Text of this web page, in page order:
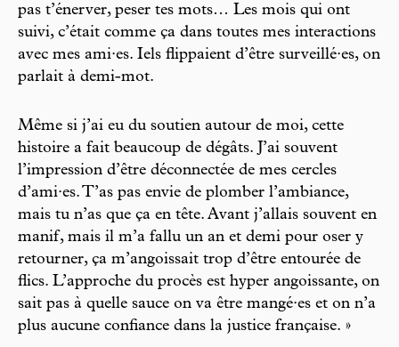
pas t’énerver, peser tes mots… Les mois qui ont
suivi, c’était comme ça dans toutes mes interactions
avec mes ami·es. Iels flippaient d’être surveillé·es, on
parlait à demi-mot.
Même si j’ai eu du soutien autour de moi, cette
histoire a fait beaucoup de dégâts. J’ai souvent
l’impression d’être déconnectée de mes cercles
d’ami·es. T’as pas envie de plomber l’ambiance,
mais tu n’as que ça en tête. Avant j’allais souvent en
manif, mais il m’a fallu un an et demi pour oser y
retourner, ça m’angoissait trop d’être entourée de
flics. L’approche du procès est hyper angoissante, on
sait pas à quelle sauce on va être mangé·es et on n’a
plus aucune confiance dans la justice française. »